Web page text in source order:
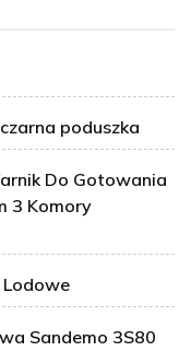
poduszka
Do Gotowania
3 Komory
Lodowe
Sandemo 3S80